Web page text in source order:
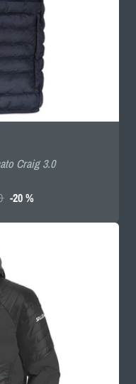
Craig 3.0
-20 %